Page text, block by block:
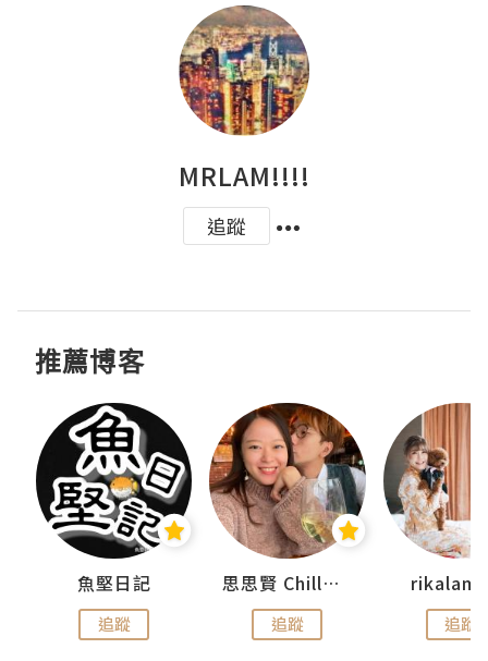
MRLAM!!!!
追蹤
推薦博客
魚堅日記
追蹤
思思賢 ChillMyBabe
追蹤 追蹤